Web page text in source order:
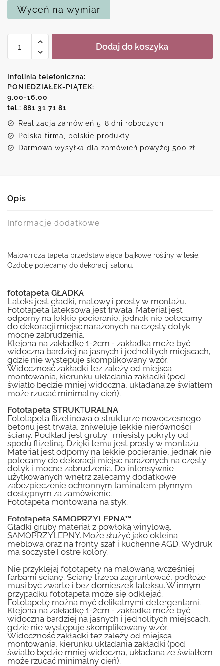
Wyceń na wymiar
Fototapeta
gęstwiny
Dodaj do koszyka
Infolinia telefoniczna:
PONIEDZIAŁEK-PIĄTEK:
9.00-16.00
tel.: 881 31 71 81
Realizacja zamówień 5-8 dni roboczych
Polska firma, polskie produkty
Darmowa wysyłka dla zamówień powyżej 500 zł
Opis
Informacje dodatkowe
Malownicza tapeta przedstawiająca bajkowe rośliny w lesie.
Ozdobę polecamy do dekoracji salonu.
fototapeta GŁADKA
Lateks jest gładki, matowy i prosty w montażu.
Fototapeta lateksowa jest trwała. Materiał jest
odporny na lekkie pocieranie, jednak nie polecamy
do dekoracji miejsc narażonych na częsty dotyk i
mocne zabrudzenia.
Klejona na zakładkę 1-2cm - zakładka może być
widoczna bardziej na jasnych i jednolitych miejscach,
gdzie nie występuje skomplikowany wzór.
Widoczność zakładki tez zależy od miejsca
montowania, kierunku układania zakładki (pod
światło będzie mniej widoczna, układana ze światłem
może rzucać minimalny cień).
Fototapeta STRUKTURALNA
Fototapeta flizelinowa o strukturze nowoczesnego
betonu jest trwała, zniweluje lekkie nierówności
ściany. Podkład jest gruby i mięsisty pokryty od
spodu flizeliną. Dzięki temu jest prosty w montażu.
Materiał jest odporny na lekkie pocieranie, jednak nie
polecamy do dekoracji miejsc narażonych na częsty
dotyk i mocne zabrudzenia. Do intensywnie
użytkowanych wnętrz zalecamy dodatkowe
zabezpieczenie ochronnym laminatem płynnym
dostępnym za zamówienie.
Fototapeta montowana na styk.
Fototapeta SAMOPRZYLEPNA™
Gładki gruby materiał z powłoką winylową.
SAMOPRZYLEPNY. Może służyć jako okleina
meblowa oraz na fronty szaf i kuchenne AGD. Wydruk
ma soczyste i ostre kolory.
Nie przyklejaj fototapety na malowaną wcześniej
farbami ścianę. Ścianę trzeba zagruntować, podłoże
musi być zwarte i bez domieszek lateksu. W innym
przypadku fototapeta może się odklejać.
Fototapetę można myć delikatnymi detergentami.
Klejona na zakładkę 1-2cm - zakładka może być
widoczna bardziej na jasnych i jednolitych miejscach,
gdzie nie występuje skomplikowany wzór.
Widoczność zakładki tez zależy od miejsca
montowania, kierunku układania zakładki (pod
światło będzie mniej widoczna, układana ze światłem
może rzucać minimalny cień).